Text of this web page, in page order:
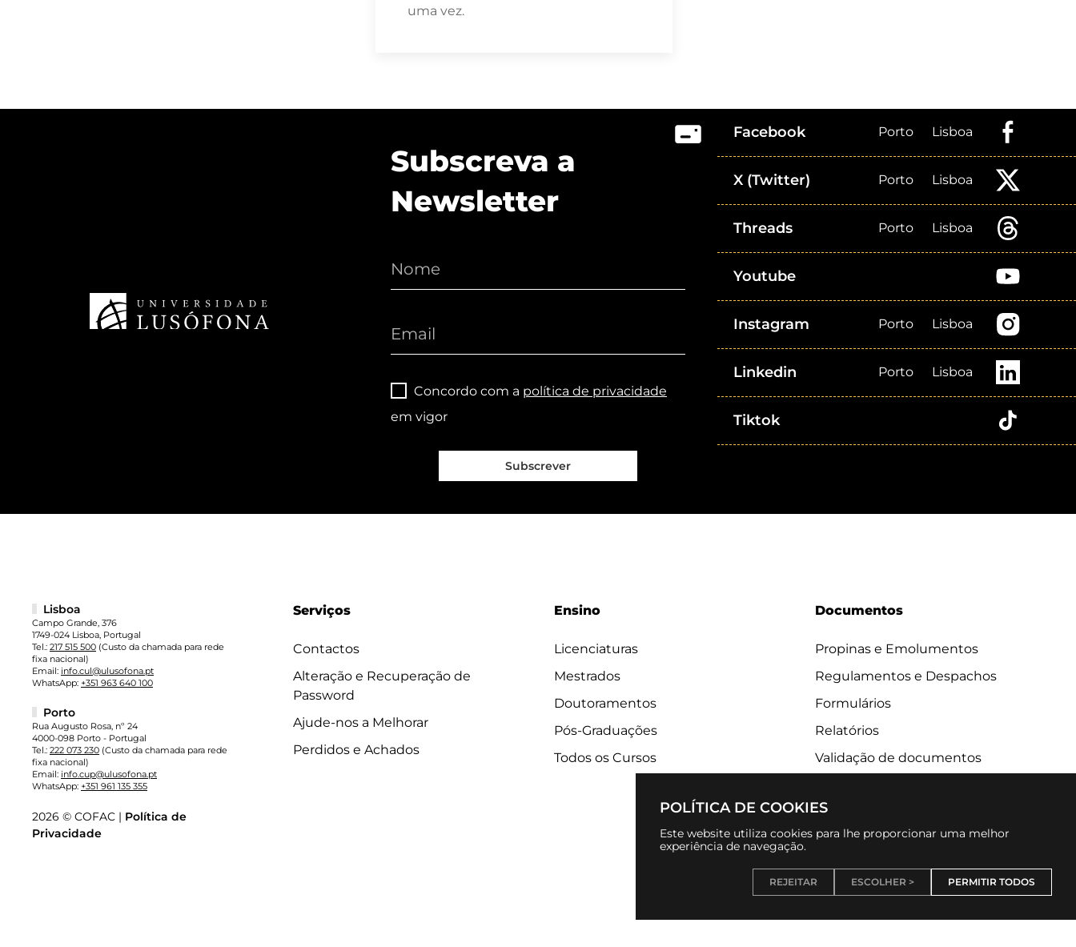
uma vez.
POLÍTICA DE COOKIES
Este website utiliza cookies para lhe proporcionar uma melhor
experiência de navegação.
REJEITAR ESCOLHER > PERMITIR TODOS
Subscreva a
Newsletter
Concordo com a política de privacidade
em vigor
Subscrever
Facebook Porto Lisboa
X (Twitter) Porto Lisboa
Threads Porto Lisboa
Youtube
Instagram Porto Lisboa
Linkedin Porto Lisboa
Tiktok
Serviços
Contactos
Alteração e Recuperação de
Password
Ajude-nos a Melhorar
Perdidos e Achados
Ensino
Licenciaturas
Mestrados
Doutoramentos
Pós-Graduações
Todos os Cursos
Documentos
Propinas e Emolumentos
Regulamentos e Despachos
Formulários
Relatórios
Validação de documentos
Lisboa
Campo Grande, 376
1749-024 Lisboa, Portugal
Tel.: 217 515 500 (Custo da chamada para rede
fixa nacional)
Email: info.cul@ulusofona.pt
WhatsApp: +351 963 640 100
Porto
Rua Augusto Rosa, nº 24
4000-098 Porto - Portugal
Tel.: 222 073 230 (Custo da chamada para rede
fixa nacional)
Email: info.cup@ulusofona.pt
WhatsApp: +351 961 135 355
2026 © COFAC | Política de
Privacidade